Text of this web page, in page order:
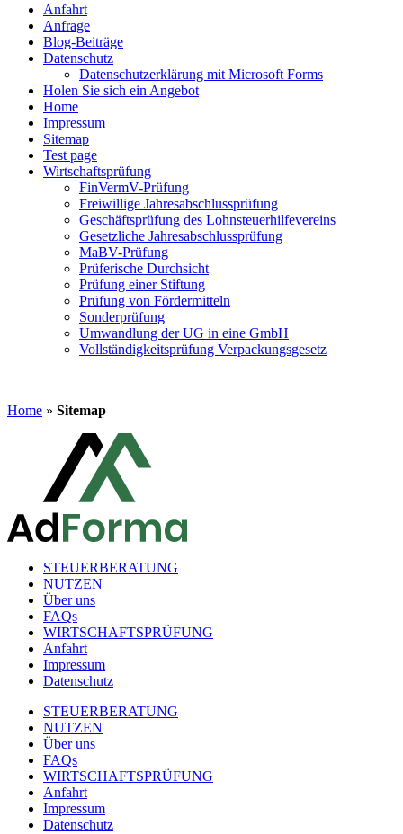
Anfahrt
Anfrage
Blog-Beiträge
Datenschutz
Datenschutzerklärung mit Microsoft Forms
Holen Sie sich ein Angebot
Home
Impressum
Sitemap
Test page
Wirtschaftsprüfung
FinVermV-Prüfung
Freiwillige Jahresabschlussprüfung
Geschäftsprüfung des Lohnsteuerhilfevereins
Gesetzliche Jahresabschlussprüfung
MaBV-Prüfung
Prüferische Durchsicht
Prüfung einer Stiftung
Prüfung von Fördermitteln
Sonderprüfung
Umwandlung der UG in eine GmbH
Vollständigkeitsprüfung Verpackungsgesetz
Home » Sitemap
STEUERBERATUNG
NUTZEN
Über uns
FAQs
WIRTSCHAFTSPRÜFUNG
Anfahrt
Impressum
Datenschutz
STEUERBERATUNG
NUTZEN
Über uns
FAQs
WIRTSCHAFTSPRÜFUNG
Anfahrt
Impressum
Datenschutz